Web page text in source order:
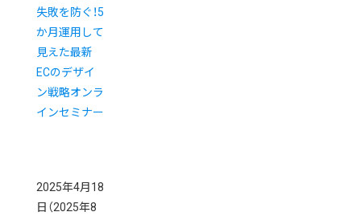
失敗を防ぐ！5
か月運用して
見えた最新
ECのデザイ
ン戦略オンラ
インセミナー
2025年4月18
日 （2025年8